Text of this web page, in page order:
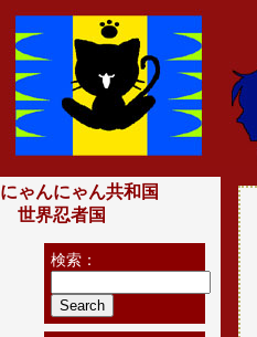
にゃんにゃん共和国
世界忍者国
検索：